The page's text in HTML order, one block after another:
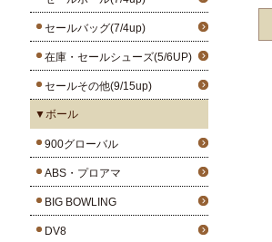
セールバッグ(7/4up)
在庫・セールシューズ(5/6UP)
セールその他(9/15up)
▼ボール
900グローバル
ABS・プロアマ
BIG BOWLING
DV8